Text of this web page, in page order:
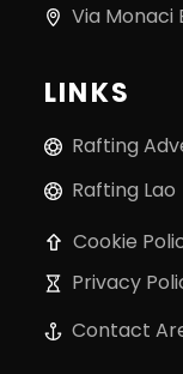
Via Monaci
LINKS
Rafting
Rafting Lao
Cookie
Privacy
Contact